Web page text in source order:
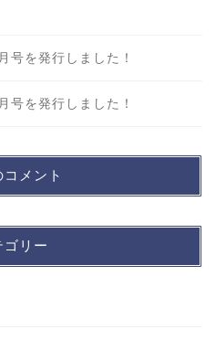
号を発行しました！
号を発行しました！
メント
ゴリー